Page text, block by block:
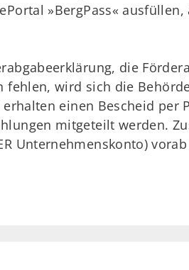
»BergPass«
die
wird sich die
einen Bescheid per
mitgeteilt werden.
Unternehmenskonto)